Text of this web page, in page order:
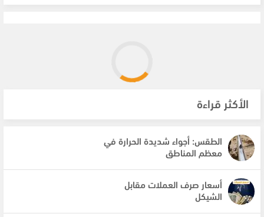
الأكثر قراءة
الطقس: أجواء شديدة الحرارة في
معظم المناطق
أسعار صرف العملات مقابل
الشيكل